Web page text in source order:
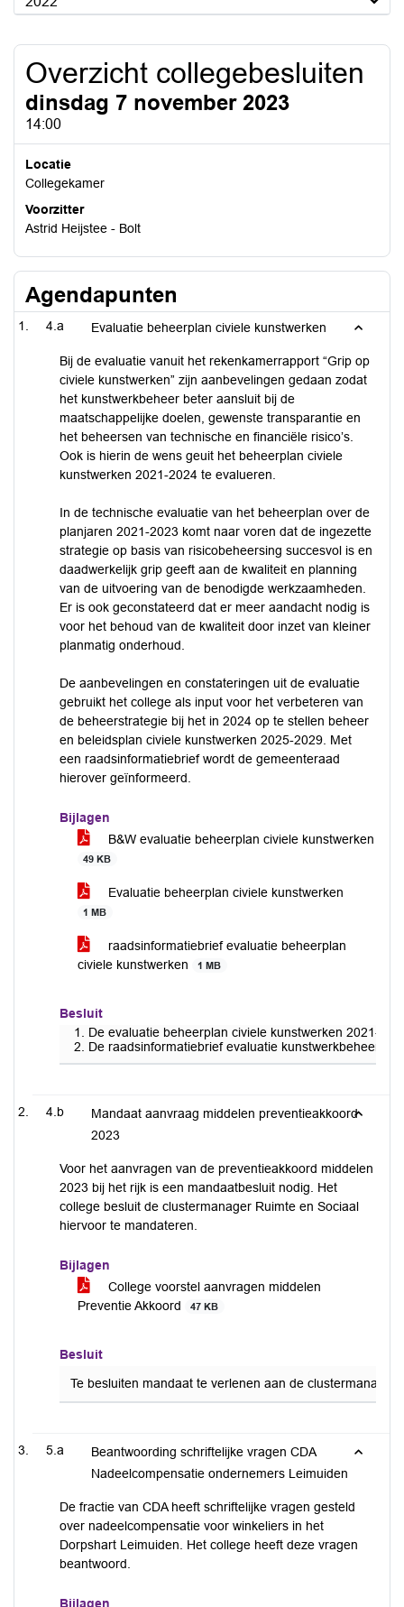
Overzicht collegebesluiten
dinsdag 7 november 2023
14:00
Locatie
Collegekamer
Voorzitter
Astrid Heijstee - Bolt
Agendapunten
4.a Evaluatie beheerplan civiele kunstwerken
Bij de evaluatie vanuit het rekenkamerrapport “Grip op
civiele kunstwerken” zijn aanbevelingen gedaan zodat
het kunstwerkbeheer beter aansluit bij de
maatschappelijke doelen, gewenste transparantie en
het beheersen van technische en financiële risico’s.
Ook is hierin de wens geuit het beheerplan civiele
kunstwerken 2021-2024 te evalueren.
In de technische evaluatie van het beheerplan over de
planjaren 2021-2023 komt naar voren dat de ingezette
strategie op basis van risicobeheersing succesvol is en
daadwerkelijk grip geeft aan de kwaliteit en planning
van de uitvoering van de benodigde werkzaamheden.
Er is ook geconstateerd dat er meer aandacht nodig is
voor het behoud van de kwaliteit door inzet van kleiner
planmatig onderhoud.
De aanbevelingen en constateringen uit de evaluatie
gebruikt het college als input voor het verbeteren van
de beheerstrategie bij het in 2024 op te stellen beheer
en beleidsplan civiele kunstwerken 2025-2029. Met
een raadsinformatiebrief wordt de gemeenteraad
hierover geïnformeerd.
Bijlagen
B&W evaluatie beheerplan civiele kunstwerken
49 KB
Evaluatie beheerplan civiele kunstwerken
1 MB
raadsinformatiebrief evaluatie beheerplan
civiele kunstwerken
1 MB
Besluit
De evaluatie beheerplan civiele kunstwerken 2021-
De raadsinformatiebrief evaluatie kunstwerkbeheer
4.b
Mandaat aanvraag middelen preventieakkoord
2023
Voor het aanvragen van de preventieakkoord middelen
2023 bij het rijk is een mandaatbesluit nodig. Het
college besluit de clustermanager Ruimte en Sociaal
hiervoor te mandateren.
Bijlagen
College voorstel aanvragen middelen
Preventie Akkoord
47 KB
Besluit
Te besluiten mandaat te verlenen aan de
5.a
Beantwoording schriftelijke vragen CDA
Nadeelcompensatie ondernemers Leimuiden
De fractie van CDA heeft schriftelijke vragen gesteld
over nadeelcompensatie voor winkeliers in het
Dorpshart Leimuiden. Het college heeft deze vragen
beantwoord.
Bijlagen